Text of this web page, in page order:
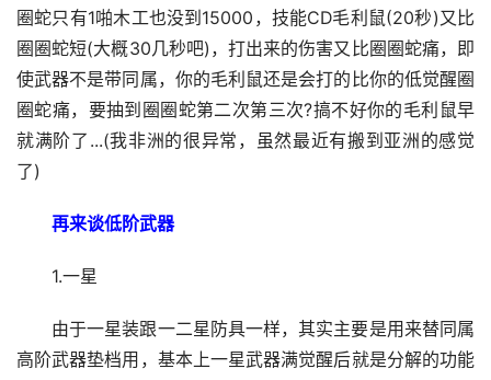
圈蛇只有1啪木工也没到15000，技能CD毛利鼠(20秒)又比
圈圈蛇短(大概30几秒吧)，打出来的伤害又比圈圈蛇痛，即
使武器不是带同属，你的毛利鼠还是会打的比你的低觉醒圈
圈蛇痛，要抽到圈圈蛇第二次第三次?搞不好你的毛利鼠早
就满阶了...(我非洲的很异常，虽然最近有搬到亚洲的感觉
了)
再来谈低阶武器
1.一星
由于一星装跟一二星防具一样，其实主要是用来替同属
高阶武器垫档用，基本上一星武器满觉醒后就是分解的功能